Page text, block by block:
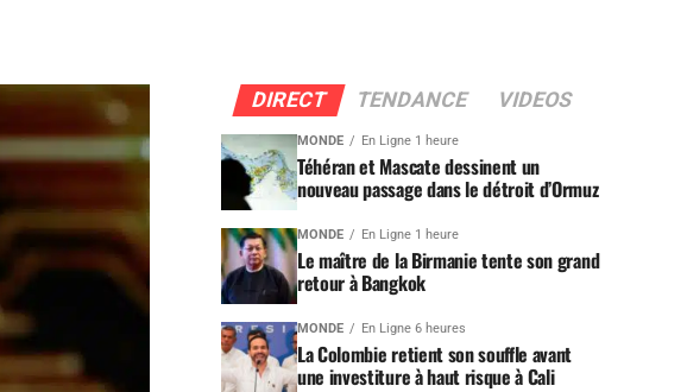
DIRECT TENDANCE VIDEOS
MONDE En Ligne 1 heure
Téhéran et Mascate dessinent un
nouveau passage dans le détroit d’Ormuz
MONDE En Ligne 1 heure
Le maître de la Birmanie tente son grand
retour à Bangkok
MONDE En Ligne 6 heures
La Colombie retient son souffle avant
une investiture à haut risque à Cali